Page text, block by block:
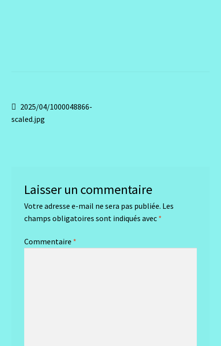
Navigation
de
Article
précédent :
2025/04/1000048866-
scaled.jpg
Laisser un commentaire
Votre adresse e-mail ne sera pas publiée. Les
champs obligatoires sont indiqués avec *
Commentaire *